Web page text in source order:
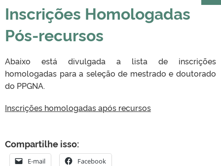
Inscrições Homologadas
Pós-recursos
Abaixo está divulgada a lista de inscrições
homologadas para a seleção de mestrado e doutorado
do PPGNA.
Inscrições homologadas após recursos
Compartilhe isso:
E-mail Facebook